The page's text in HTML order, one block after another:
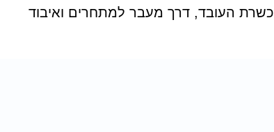
העובד, דרך מעבר למתחרים ואיבוד